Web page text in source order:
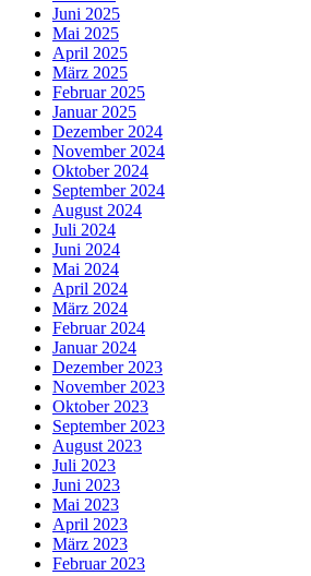
Juni 2025
Mai 2025
April 2025
März 2025
Februar 2025
Januar 2025
Dezember 2024
November 2024
Oktober 2024
September 2024
August 2024
Juli 2024
Juni 2024
Mai 2024
April 2024
März 2024
Februar 2024
Januar 2024
Dezember 2023
November 2023
Oktober 2023
September 2023
August 2023
Juli 2023
Juni 2023
Mai 2023
April 2023
März 2023
Februar 2023